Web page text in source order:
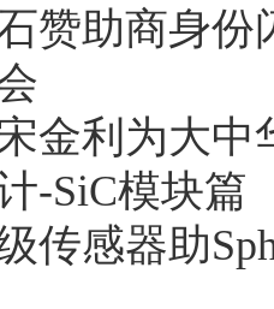
赞助商身份
金利为大
-SiC模块篇
传感器助